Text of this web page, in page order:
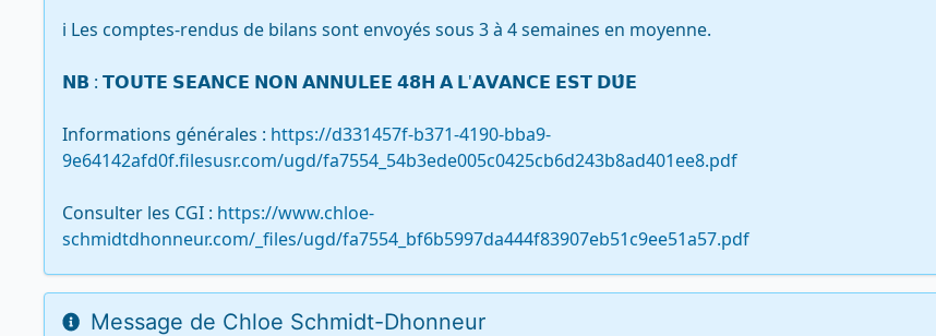
ℹ️ Les comptes-rendus de bilans sont envoyés sous 3 à 4 semaines en moyenne.
𝗡𝗕 : 𝗧𝗢𝗨𝗧𝗘 𝗦𝗘𝗔𝗡𝗖𝗘 𝗡𝗢𝗡 𝗔𝗡𝗡𝗨𝗟𝗘𝗘 𝟰𝟴𝗛 𝗔 𝗟'𝗔𝗩𝗔𝗡𝗖𝗘 𝗘𝗦𝗧 𝗗𝗨̂𝗘
Informations générales : https://d331457f-b371-4190-bba9-
9e64142afd0f.filesusr.com/ugd/fa7554_54b3ede005c0425cb6d243b8ad401ee8.pdf
Consulter les CGI : https://www.chloe-
schmidtdhonneur.com/_files/ugd/fa7554_bf6b5997da444f83907eb51c9ee51a57.pdf
Message de Chloe Schmidt-Dhonneur